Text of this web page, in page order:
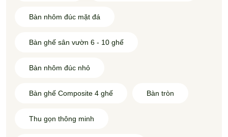
Bàn nhôm đúc mặt đá
Bàn ghế sân vườn 6 - 10 ghế
Bàn nhôm đúc nhỏ
Bàn ghế Composite 4 ghế Bàn tròn
Thu gọn thông minh